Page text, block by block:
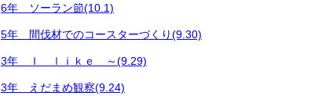
6年 ソーラン節(10.1)
5年 間伐材でのコースターづくり(9.30)
3年 Ｉ ｌｉｋｅ ～(9.29)
3年 えだまめ観察(9.24)